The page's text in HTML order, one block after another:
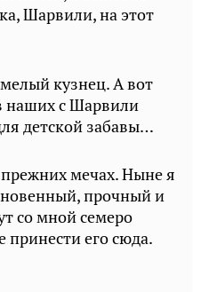
Шарвили, на этот
кузнец. А вот
наших с Шарвили
детской забавы…
мечах. Ныне я
прочный и
со мной семеро
его сюда.